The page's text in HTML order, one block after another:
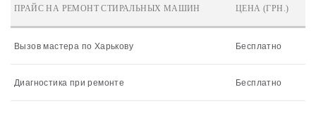
ПРАЙС НА РЕМОНТ СТИРАЛЬНЫХ МАШИН ЦЕНА (ГРН.)
Вызов мастера по Харькову Бесплатно
Диагностика при ремонте Бесплатно